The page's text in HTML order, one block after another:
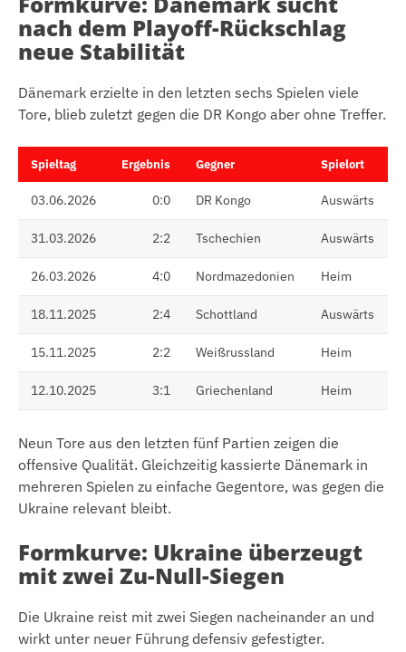
nach dem Playoff-Rückschlag
neue Stabilität
Dänemark erzielte in den letzten sechs Spielen viele
Tore, blieb zuletzt gegen die DR Kongo aber ohne Treffer.
Spieltag Ergebnis Gegner Spielort
03.06.2026 0:0 DR Kongo Auswärts
31.03.2026 2:2 Tschechien Auswärts
26.03.2026 4:0 Nordmazedonien Heim
18.11.2025 2:4 Schottland Auswärts
15.11.2025 2:2 Weißrussland Heim
12.10.2025 3:1 Griechenland Heim
Neun Tore aus den letzten fünf Partien zeigen die
offensive Qualität. Gleichzeitig kassierte Dänemark in
mehreren Spielen zu einfache Gegentore, was gegen die
Ukraine relevant bleibt.
Formkurve: Ukraine überzeugt
mit zwei Zu-Null-Siegen
Die Ukraine reist mit zwei Siegen nacheinander an und
wirkt unter neuer Führung defensiv gefestigter.